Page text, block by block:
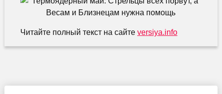
Читайте полный текст на сайте versiya.info